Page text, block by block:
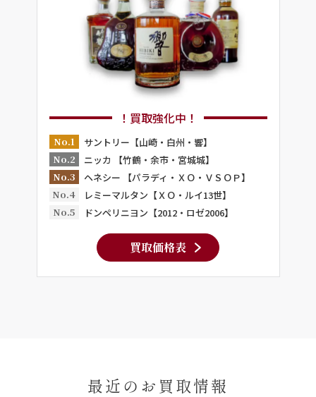
！買取強化中！
No.1
サントリー【山崎・白州・響】
No.2
ニッカ 【竹鶴・余市・宮城城】
No.3
ヘネシー 【パラディ・ＸＯ・ＶＳＯＰ】
No.4
レミーマルタン【ＸＯ・ルイ13世】
No.5
ドンペリニヨン【2012・ロゼ2006】
買取価格表
最近のお買取情報